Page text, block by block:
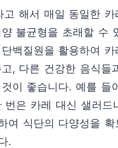
고 해서 매일 동일한 카
불균형을 초래할 수
백질원을 활용하여 카
, 다른 건강한 음식들
이 좋습니다. 예를 들
번은 카레 대신 샐러드
여 식단의 다양성을 확
.